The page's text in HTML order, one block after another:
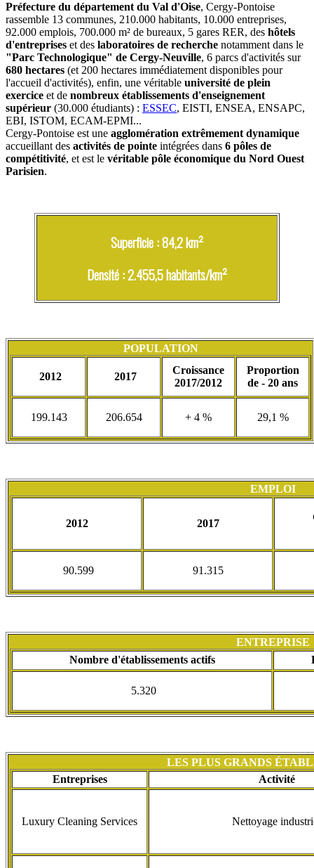
Préfecture du département du Val d'Oise, Cergy-Pontoise
rassemble 13 communes, 210.000 habitants, 10.000 entreprises,
92.000 emplois, 700.000 m² de bureaux, 5 gares RER, des hôtels
d'entreprises et des laboratoires de recherche notamment dans le
"Parc Technologique" de Cergy-Neuville, 6 parcs d'activités sur
680 hectares (et 200 hectares immédiatement disponibles pour
l'accueil d'activités), enfin, une véritable université de plein
exercice et de nombreux établissements d'enseignement
supérieur (30.000 étudiants) : ESSEC, EISTI, ENSEA, ENSAPC,
EBI, ISTOM, ECAM-EPMI...
Cergy-Pontoise est une agglomération extrêmement dynamique
accueillant des activités de pointe intégrées dans 6 pôles de
compétitivité, et est le véritable pôle économique du Nord Ouest
Parisien.
Superficie : 84,2 km²
Densité : 2.455,5 habitants/km²
POPULATION
2012 2017
Croissance
2017/2012
Proportion
de - 20 ans
199.143 206.654 + 4 % 29,1 %
EMPLOI
2012 2017
90.599 91.315
ENTREPRISE
Nombre d'établissements actifs
5.320
LES PLUS GRANDS
Entreprises
Activité
Luxury Cleaning Services Nettoyage